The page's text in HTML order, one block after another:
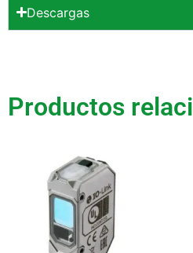
Descargas
Productos